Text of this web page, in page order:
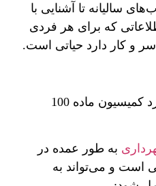
تا آشنایی با
که برای هر فردی
و کار دارد حیاتی است.
دغدغه‌های مهم در مورد کمیسیون ماده 100
به طور عمده در
و می‌تواند به